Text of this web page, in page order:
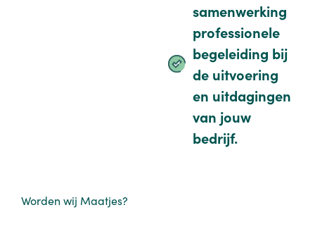
samenwerking
professionele
begeleiding bij
de uitvoering
en uitdagingen
van jouw
bedrijf.
Worden wij Maatjes?